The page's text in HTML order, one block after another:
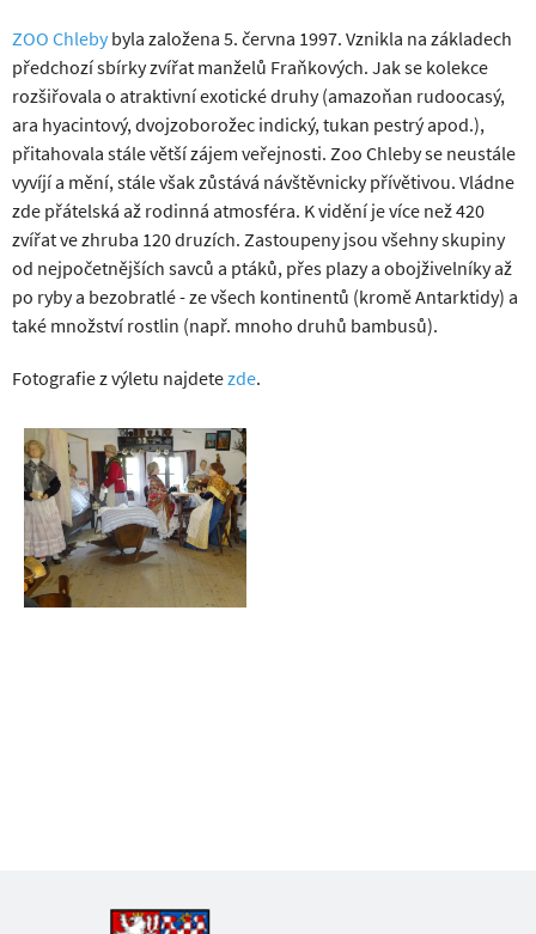
ZOO Chleby byla založena 5. června 1997. Vznikla na základech
předchozí sbírky zvířat manželů Fraňkových. Jak se kolekce
rozšiřovala o atraktivní exotické druhy (amazoňan rudoocasý,
ara hyacintový, dvojzoborožec indický, tukan pestrý apod.),
přitahovala stále větší zájem veřejnosti. Zoo Chleby se neustále
vyvíjí a mění, stále však zůstává návštěvnicky přívětivou. Vládne
zde přátelská až rodinná atmosféra. K vidění je více než 420
zvířat ve zhruba 120 druzích. Zastoupeny jsou všehny skupiny
od nejpočetnějších savců a ptáků, přes plazy a obojživelníky až
po ryby a bezobratlé - ze všech kontinentů (kromě Antarktidy) a
také množství rostlin (např. mnoho druhů bambusů).
Fotografie z výletu najdetezde.